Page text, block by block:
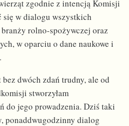
zgodnie z intencją Komisji
się w dialogu wszystkich
rolno-spożywczej oraz
w oparciu o dane naukowe i
dwóch zdań trudny, ale od
stworzyłam
do jego prowadzenia. Dziś taki
ponaddwugodzinny dialog